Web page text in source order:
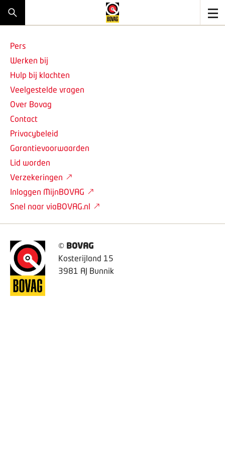
© BOVAG
Kosterijland 15
3981 AJ Bunnik
Pers
Werken bij
Hulp bij klachten
Veelgestelde vragen
Over Bovag
Contact
Privacybeleid
Garantievoorwaarden
Lid worden
Verzekeringen
Inloggen MijnBOVAG
Snel naar viaBOVAG.nl